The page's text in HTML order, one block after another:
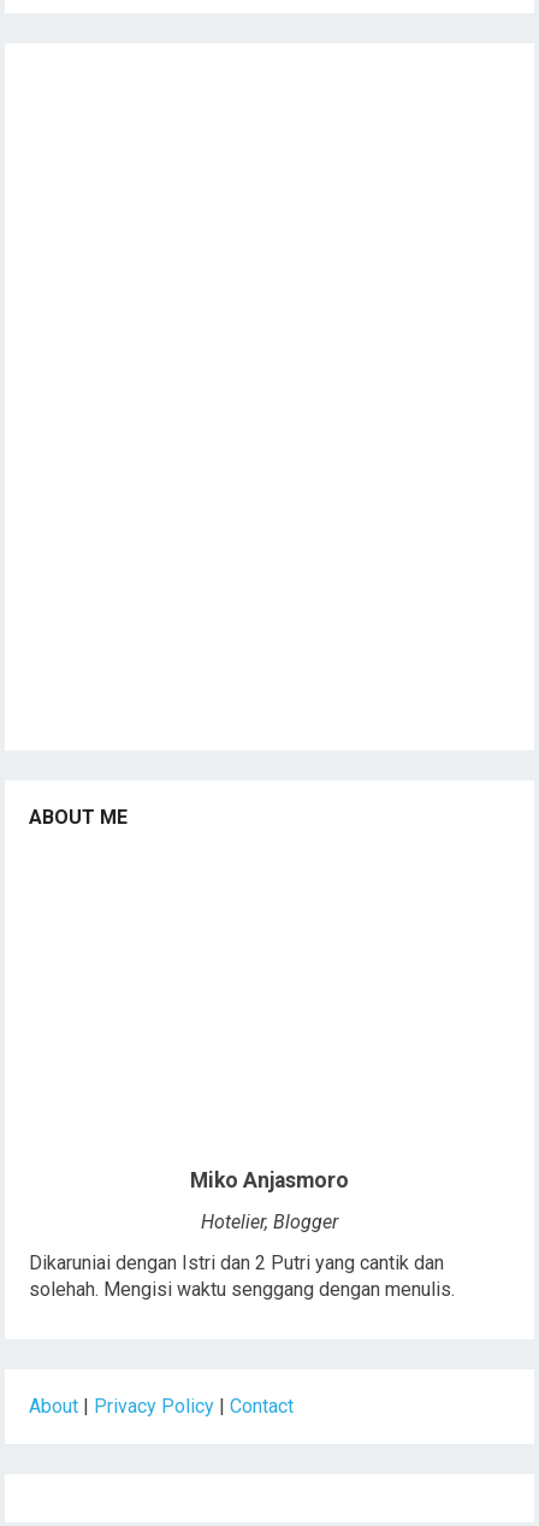
ABOUT ME
Miko Anjasmoro
Hotelier, Blogger
Dikaruniai dengan Istri dan 2 Putri yang cantik dan
solehah. Mengisi waktu senggang dengan menulis.
About | Privacy Policy |Contact